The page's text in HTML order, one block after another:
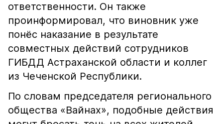
ответственности. Он также
проинформировал, что виновник уже
понёс наказание в результате
совместных действий сотрудников
ГИБДД Астраханской области и коллег
из Чеченской Республики.
По словам председателя регионального
общества «Вайнах», подобные действия